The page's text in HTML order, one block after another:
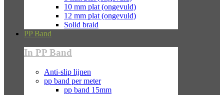
10 mm plat (ongevuld)
12 mm plat (ongevuld)
Solid braid
PP Band
In PP Band
Anti-slip lijnen
pp band per meter
pp band 15mm